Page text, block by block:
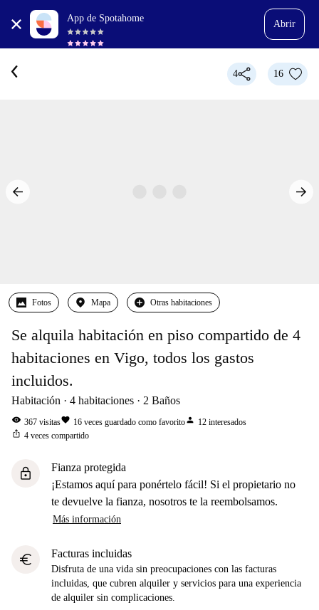
App de Spotahome
Abrir
4 16
Fotos Mapa Otras habitaciones
Se alquila habitación en piso compartido de 4
habitaciones en Vigo, todos los gastos
incluidos.
Habitación 4 habitaciones 2 Baños
visibility 367 visitasfavorite 16 veces guardado como favoritoperson 12 interesados
ios_share 4 veces compartido
lock
Fianza protegida
¡Estamos aquí para ponértelo fácil! Si el propietario no
te devuelve la fianza, nosotros te la reembolsamos.
Más información
euro Facturas incluidas
Disfruta de una vida sin preocupaciones con las facturas
incluidas, que cubren alquiler y servicios para una experiencia
de alquiler sin complicaciones.